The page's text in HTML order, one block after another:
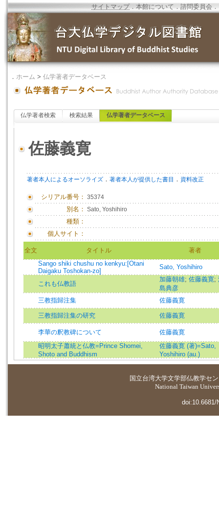
サイトマップ．本館について ．諮問委員会 ．
． ホーム > 仏学著者データベース
仏学著者検索 検索結果 仏学著者データベース
佐藤義寛
著者本人によるオーソライズ ． 著者本人が提供した書目 ． 資料改正
シリアル番号： 35374
別名： Sato, Yoshihiro
種類：
個人サイト：
全文 タイトル
著者
Sango shiki chushu no kenkyu:[Otani
Daigaku Toshokan-zo]
Sato, Yoshihiro
これも仏教語
加藤朝雄; 佐藤義寛;
島典彦
三教指歸注集
佐藤義寛
三教指歸注集の研究 佐藤義寛
李華の釈教碑について
佐藤義寛
昭明太子蕭統と仏教=Prince Shomei,
Shoto and Buddhism
佐藤義寛 (著)=Sato,
Yoshihiro (au.)
国立台湾大学文学部仏教学セ
National Taiwan
doi:10.6681/